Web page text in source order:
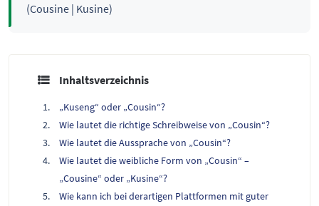
(Cousine | Kusine)
Inhaltsverzeichnis
„Kuseng“ oder „Cousin“?
Wie lautet die richtige Schreibweise von „Cousin“?
Wie lautet die Aussprache von „Cousin“?
Wie lautet die weibliche Form von „Cousin“ –
„Cousine“ oder „Kusine“?
Wie kann ich bei derartigen Plattformen mit guter